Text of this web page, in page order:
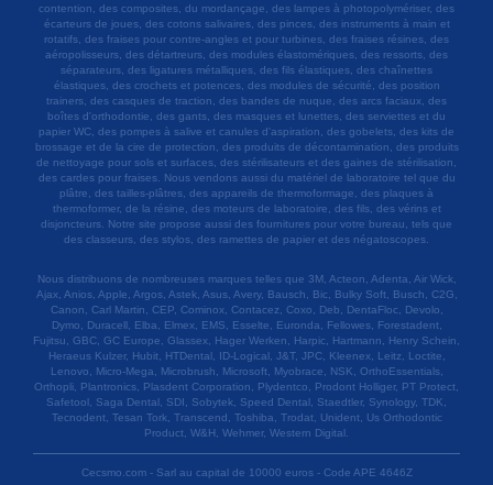
contention, des composites, du mordançage, des lampes à photopolymériser, des
écarteurs de joues, des cotons salivaires, des pinces, des instruments à main et
rotatifs, des fraises pour contre-angles et pour turbines, des fraises résines, des
aéropolisseurs, des détartreurs, des modules élastomériques, des ressorts, des
séparateurs, des ligatures métalliques, des fils élastiques, des chaînettes
élastiques, des crochets et potences, des modules de sécurité, des position
trainers, des casques de traction, des bandes de nuque, des arcs faciaux, des
boîtes d'orthodontie, des gants, des masques et lunettes, des serviettes et du
papier WC, des pompes à salive et canules d'aspiration, des gobelets, des kits de
brossage et de la cire de protection, des produits de décontamination, des produits
de nettoyage pour sols et surfaces, des stérilisateurs et des gaines de stérilisation,
des cardes pour fraises. Nous vendons aussi du matériel de laboratoire tel que du
plâtre, des tailles-plâtres, des appareils de thermoformage, des plaques à
thermoformer, de la résine, des moteurs de laboratoire, des fils, des vérins et
disjoncteurs. Notre site propose aussi des fournitures pour votre bureau, tels que
des classeurs, des stylos, des ramettes de papier et des négatoscopes.
Nous distribuons de nombreuses marques telles que 3M, Acteon, Adenta, Air Wick,
Ajax, Anios, Apple, Argos, Astek, Asus, Avery, Bausch, Bic, Bulky Soft, Busch, C2G,
Canon, Carl Martin, CEP, Cominox, Contacez, Coxo, Deb, DentaFloc, Devolo,
Dymo, Duracell, Elba, Elmex, EMS, Esselte, Euronda, Fellowes, Forestadent,
Fujitsu, GBC, GC Europe, Glassex, Hager Werken, Harpic, Hartmann, Henry Schein,
Heraeus Kulzer, Hubit, HTDental, ID-Logical, J&T, JPC, Kleenex, Leitz, Loctite,
Lenovo, Micro-Mega, Microbrush, Microsoft, Myobrace, NSK, OrthoEssentials,
Orthopli, Plantronics, Plasdent Corporation, Plydentco, Prodont Holliger, PT Protect,
Safetool, Saga Dental, SDI, Sobytek, Speed Dental, Staedtler, Synology, TDK,
Tecnodent, Tesan Tork, Transcend, Toshiba, Trodat, Unident, Us Orthodontic
Product, W&H, Wehmer, Western Digital.
Cecsmo.com - Sarl au capital de 10000 euros - Code APE 4646Z